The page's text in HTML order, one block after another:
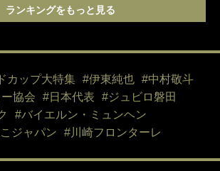
ランキングをもっと見る
カップ大特集 #伊東純也
#中村敬斗
協会
#日本代表
#ジュビロ磐田
#バイエルン・ミュンヘン
ジャパン
#川崎フロンターレ